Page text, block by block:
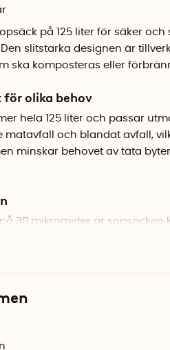
på 125 liter för säker
slitstarka designen är
ska komposteras eller
olika behov
hela 125 liter och passar
matavfall och blandat avfall,
minskar behovet av täta
30 mikrometer är
designen minskar risken
i jämförelse med